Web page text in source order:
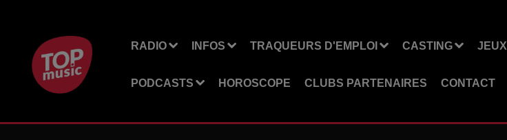
RADIO INFOS TRAQUEURS D'EMPLOI CASTING JEUX
PODCASTS HOROSCOPE CLUBS PARTENAIRES CONTACT